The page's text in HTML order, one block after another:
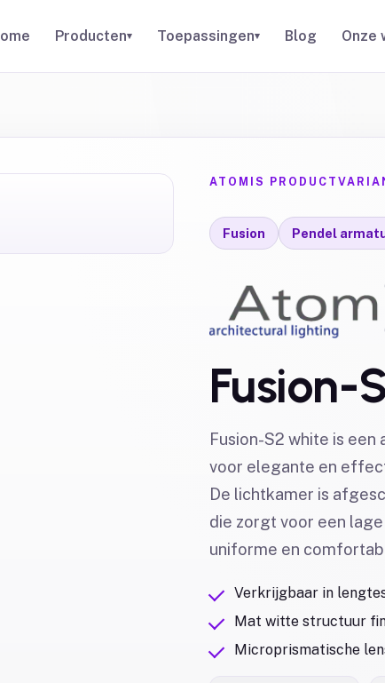
Producten▾ Toepassingen▾ Blog Onze
ATOMIS
Fusion Pendel
Fusion-
Fusion-S2 white is
voor elegante en
De lichtkamer is
die zorgt voor een
uniforme en
Verkrijgbaar in
Mat witte structuur
Microprismatische